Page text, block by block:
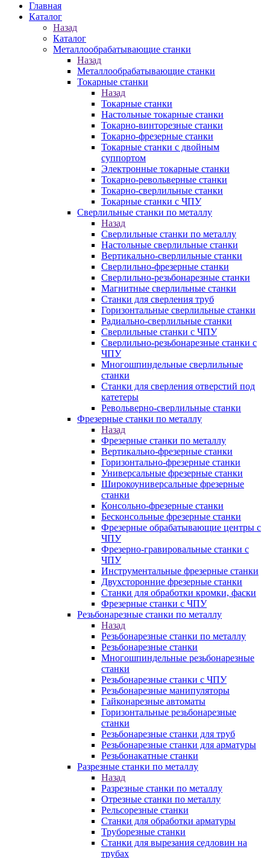
Главная
Каталог
Назад
Каталог
Металлообрабатывающие станки
Назад
Металлообрабатывающие станки
Токарные станки
Назад
Токарные станки
Настольные токарные станки
Токарно-винторезные станки
Токарно-фрезерные станки
Токарные станки с двойным
суппортом
Электронные токарные станки
Токарно-револьверные станки
Токарно-сверлильные станки
Токарные станки с ЧПУ
Сверлильные станки по металлу
Назад
Сверлильные станки по металлу
Настольные сверлильные станки
Вертикально-сверлильные станки
Сверлильно-фрезерные станки
Сверлильно-резьбонарезные станки
Магнитные сверлильные станки
Станки для сверления труб
Горизонтальные сверлильные станки
Радиально-сверлильные станки
Сверлильные станки с ЧПУ
Сверлильно-резьбонарезные станки с
ЧПУ
Многошпиндельные сверлильные
станки
Станки для сверления отверстий под
катетеры
Револьверно-сверлильные станки
Фрезерные станки по металлу
Назад
Фрезерные станки по металлу
Вертикально-фрезерные станки
Горизонтально-фрезерные станки
Универсальные фрезерные станки
Широкоуниверсальные фрезерные
станки
Консольно-фрезерные станки
Бесконсольные фрезерные станки
Фрезерные обрабатывающие центры с
ЧПУ
Фрезерно-гравировальные станки с
ЧПУ
Инструментальные фрезерные станки
Двухсторонние фрезерные станки
Станки для обработки кромки, фаски
Фрезерные станки с ЧПУ
Резьбонарезные станки по металлу
Назад
Резьбонарезные станки по металлу
Резьбонарезные станки
Многошпиндельные резьбонарезные
станки
Резьбонарезные станки с ЧПУ
Резьбонарезные манипуляторы
Гайконарезные автоматы
Горизонтальные резьбонарезные
станки
Резьбонарезные станки для труб
Резьбонарезные станки для арматуры
Резьбонакатные станки
Разрезные станки по металлу
Назад
Разрезные станки по металлу
Отрезные станки по металлу
Рельсорезные станки
Станки для обработки арматуры
Труборезные станки
Станки для вырезания седловин на
трубаx